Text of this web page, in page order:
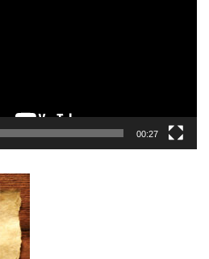
00:27